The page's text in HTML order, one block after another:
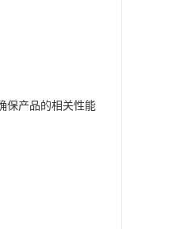
保产品的相关性能